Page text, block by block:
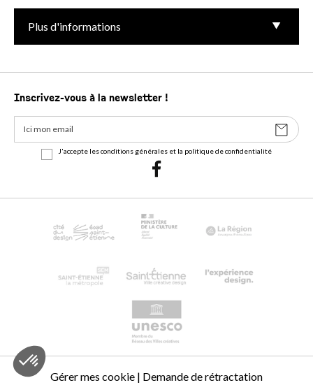
Plus d'informations
Inscrivez-vous à la newsletter !
J'accepte les conditions générales et la politique de confidentialité
Gérer mes cookie | Demande de rétractation